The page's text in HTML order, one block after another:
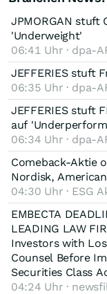
JPMORGAN stuft
'Underweight'
06:41 Uhr · dpa-
JEFFERIES stuft
06:35 Uhr · dpa-
JEFFERIES stuft
auf
06:34 Uhr · dpa-
Comeback-Aktie
Nordisk,
04:30 Uhr · ESG
EMBECTA
LEADING LAW
Investors with
Counsel Before
Securities Class
04:24 Uhr ·